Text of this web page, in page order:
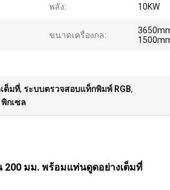
พลัง: 10KW
ขนาดเครื่องกล:
ต็มที่, ระบบตรวจสอบแท็กพิมพ์ RGB,
กเซล
มม. พร้อมแท่นดูดอย่างเต็มที่